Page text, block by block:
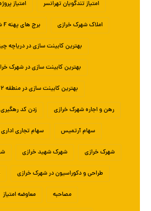
امتیاز تندگویان تهرانسر امتیاز
املاک شهرک خرازی برج های پهنه F شهرک چیتگر
بهترین کابینت سازی در دریاچه
بهترین کابینت سازی در شهرک
بهترین کابینت سازی در منطقه ۲۲
رهن و اجاره شهرک خرازی زدن کد رهگیری
سهام آرتمیس سهام تجاری
شهرک خرازی شهرک شهید خرازی
طراحی و دکوراسیون در شهرک خرازی
مصاحبه معاوضه امتیاز